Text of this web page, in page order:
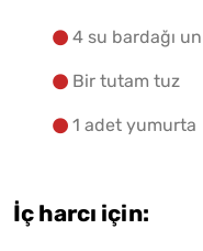
4 su bardağı un
Bir tutam tuz
1 adet yumurta
İç harcı için: